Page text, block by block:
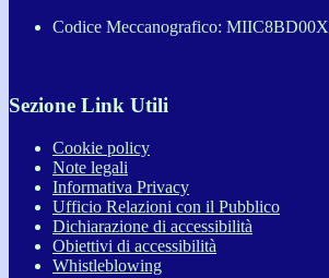
Codice Meccanografico: MIIC8BD00X
Sezione Link Utili
Cookie policy
Note legali
Informativa Privacy
Ufficio Relazioni con il Pubblico
Dichiarazione di accessibilità
Obiettivi di accessibilità
Whistleblowing